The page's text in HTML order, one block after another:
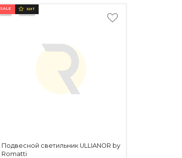
SALE ХИТ
Подвесной светильник ULLIANOR by
Romatti